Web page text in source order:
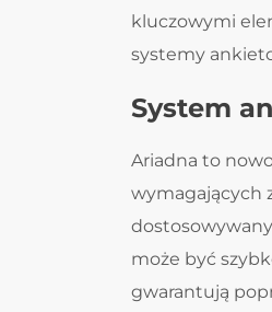
kluczowymi
systemy
System
Ariadna to
wymagających
może być
gwarantują